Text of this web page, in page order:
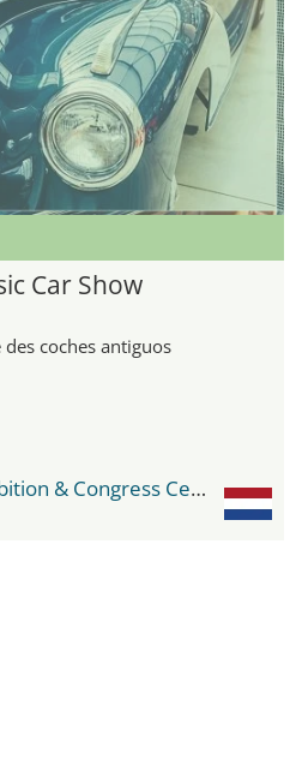
Car Show
coches antiguos
MECC Maastricht Exhibition & Congress Center